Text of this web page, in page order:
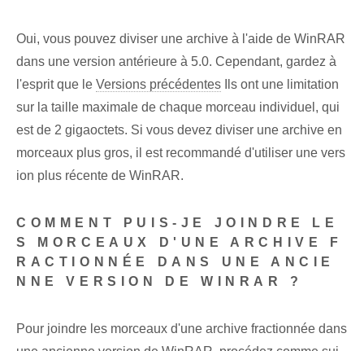
Oui, vous pouvez diviser une archive à l'aide de WinRAR
dans une version antérieure à 5.0. Cependant, gardez à
l'esprit que le Versions précédentes Ils ont une limitation
sur la taille maximale de chaque morceau individuel, qui
est de 2 gigaoctets. Si vous devez diviser une archive en
morceaux plus gros, il est recommandé d'utiliser une vers
ion plus récente de WinRAR.
COMMENT PUIS-JE JOINDRE LE
S MORCEAUX D'UNE ARCHIVE F
RACTIONNÉE DANS UNE ANCIE
NNE VERSION DE WINRAR ?
Pour joindre les morceaux d'une archive fractionnée dans